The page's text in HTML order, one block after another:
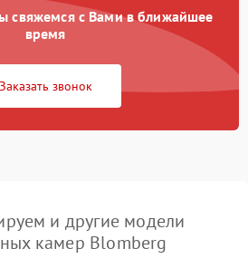
свяжемся с Вами в ближайшее
время
Заказать звонок
и другие модели
камер Blomberg